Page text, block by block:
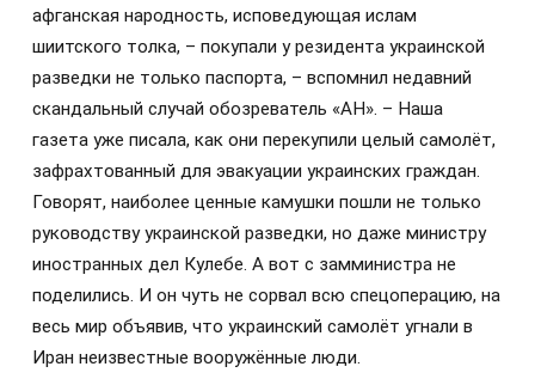
афганская народность, исповедующая ислам
шиитского толка, – покупали у резидента украинской
разведки не только паспорта, – вспомнил недавний
скандальный случай обозреватель «АН». – Наша
газета уже писала, как они перекупили целый самолёт,
зафрахтованный для эвакуации украинских граждан.
Говорят, наиболее ценные камушки пошли не только
руководству украинской разведки, но даже министру
иностранных дел Кулебе. А вот с замминистра не
поделились. И он чуть не сорвал всю спецоперацию, на
весь мир объявив, что украинский самолёт угнали в
Иран неизвестные вооружённые люди.